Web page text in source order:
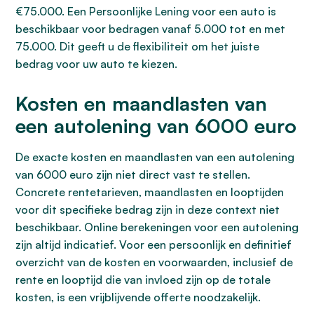
€75.000. Een Persoonlijke Lening voor een auto is
beschikbaar voor bedragen vanaf 5.000 tot en met
75.000. Dit geeft u de flexibiliteit om het juiste
bedrag voor uw auto te kiezen.
Kosten en maandlasten van
een autolening van 6000 euro
De exacte kosten en maandlasten van een autolening
van 6000 euro zijn niet direct vast te stellen.
Concrete rentetarieven, maandlasten en looptijden
voor dit specifieke bedrag zijn in deze context niet
beschikbaar. Online berekeningen voor een autolening
zijn altijd indicatief. Voor een persoonlijk en definitief
overzicht van de kosten en voorwaarden, inclusief de
rente en looptijd die van invloed zijn op de totale
kosten, is een vrijblijvende offerte noodzakelijk.